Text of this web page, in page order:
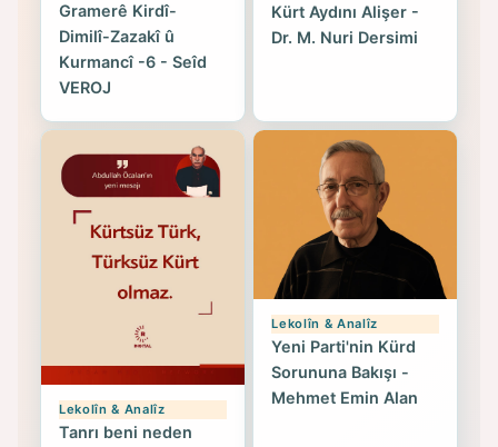
Gramerê Kirdî-
Dimilî-Zazakî û
Kurmancî -6 - Seîd
VEROJ
Kürt Aydını Alişer -
Dr. M. Nuri Dersimi
Lekolîn & Analîz
Tanrı beni neden
Lekolîn & Analîz
Yeni Parti'nin Kürd
Sorununa Bakışı -
Mehmet Emin Alan